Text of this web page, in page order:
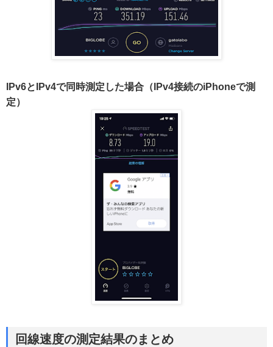
IPv6とIPv4で同時測定した場合（IPv4接続のiPhoneで測
定）
回線速度の測定結果のまとめ